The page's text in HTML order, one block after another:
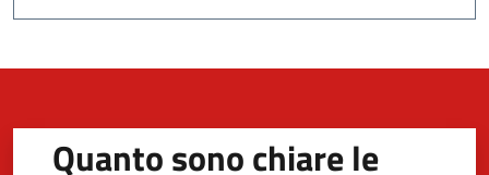
Quanto sono chiare le